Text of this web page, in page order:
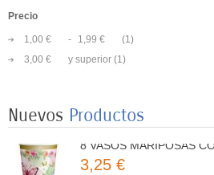
Precio
1,00 € - 1,99 €
(1)
3,00 €
y superior (1)
Nuevos Productos
8 PLATOS MARIPOSAS
3,25 €